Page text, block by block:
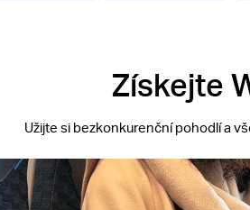
Získejte
Užijte si bezkonkurenční pohodlí a